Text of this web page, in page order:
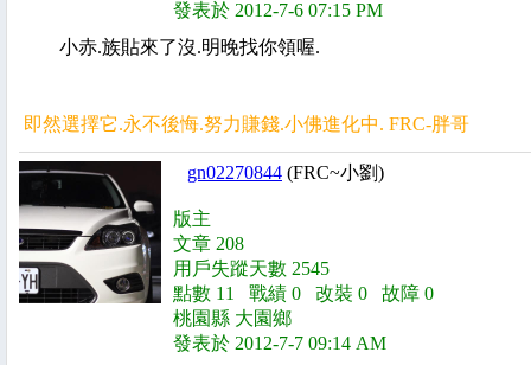
發表於 2012-7-6 07:15 PM
小赤.族貼來了沒.明晚找你領喔.
即然選擇它.永不後悔.努力賺錢.小佛進化中. FRC-胖哥
gn02270844 (FRC~小劉)
版主
文章 208
用戶失蹤天數 2545
點數 11 戰績 0 改裝 0 故障 0
桃園縣 大園鄉
發表於 2012-7-7 09:14 AM